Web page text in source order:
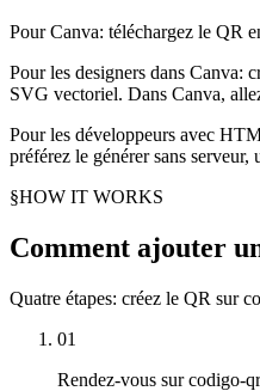
Pour Canva: téléchargez le QR
Pour les designers dans Canva:
SVG vectoriel. Dans Canva,
Pour les développeurs avec
préférez le générer sans
§HOW IT WORKS
Comment ajouter
Quatre étapes: créez le QR sur
01
Rendez-vous sur codigo-